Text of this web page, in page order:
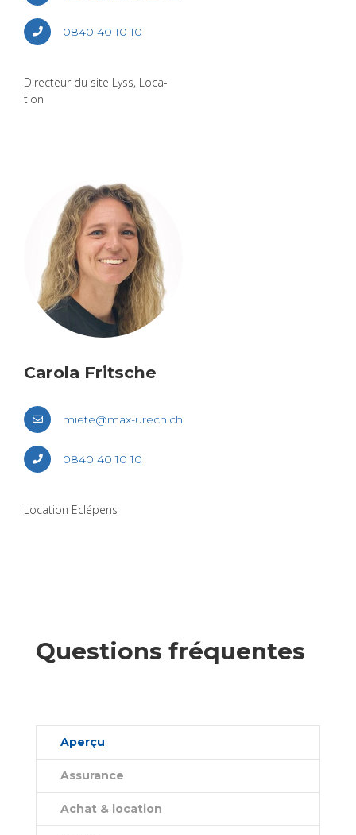
0840 40 10 10
Direc­teur du site Lyss, Loca­
tion
Carola Fritsche
miete@​max-​urech.​ch
0840 40 10 10
Loca­tion Eclé­pens
Ques­tions fré­quentes
Aperçu
Assu­rance
Achat & loca­tion